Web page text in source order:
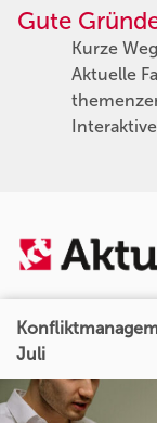
Gute
Kurze
Aktuelle
Juli